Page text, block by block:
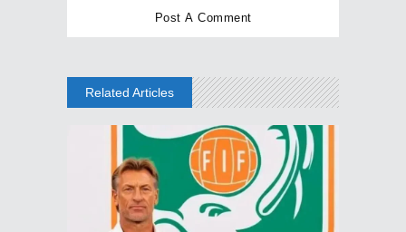
Related Articles